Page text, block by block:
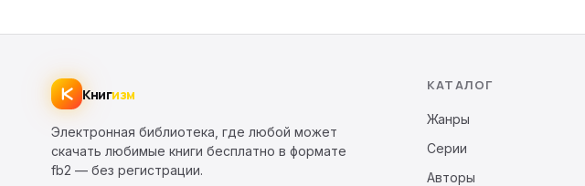
Книгизм
Электронная библиотека, где любой может
скачать любимые книги бесплатно в формате
fb2 — без регистрации.
КАТАЛОГ
Жанры
Серии
Авторы